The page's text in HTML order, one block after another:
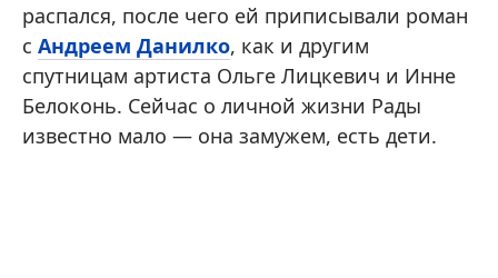
распался, после чего ей приписывали роман
с Андреем Данилко, как и другим
спутницам артиста Ольге Лицкевич и Инне
Белоконь. Сейчас о личной жизни Рады
известно мало — она замужем, есть дети.